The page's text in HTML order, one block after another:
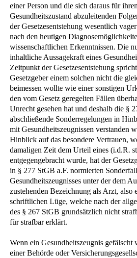
einer Person und die sich daraus für
Gesundheitszustand abzuleitenden
der Gesetzesentstehung wesentlich
nach den heutigen
wissenschaftlichen Erkenntnissen. Die
inhaltliche Aussagekraft eines
Zeitpunkt der Gesetzesentstehung
Gesetzgeber einem solchen nicht die
beimessen wollte wie einer sonstigen
den vom Gesetz geregelten Fällen
Unrecht gesehen hat und deshalb die §
abschließende Sonderregelungen in
mit Gesundheitszeugnissen verstanden
Hinblick auf das besondere Vertrauen,
damaligen Zeit dem Urteil eines (i.d.R.
entgegengebracht wurde, hat der
in § 277 StGB a.F. normierten
Gesundheitszeugnisses unter der dem
zustehenden Bezeichnung als Arzt, also
schriftlichen Lüge, welche nach der
des § 267 StGB grundsätzlich nicht
für strafbar erklärt.
Wenn ein Gesundheitszeugnis gefälscht
einer Behörde oder